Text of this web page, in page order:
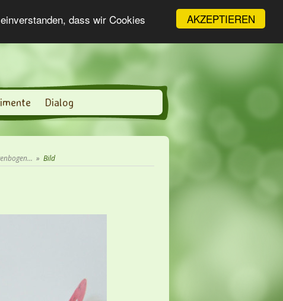
AKZEPTIEREN
dass wir Cookies
Dialog
» Bild